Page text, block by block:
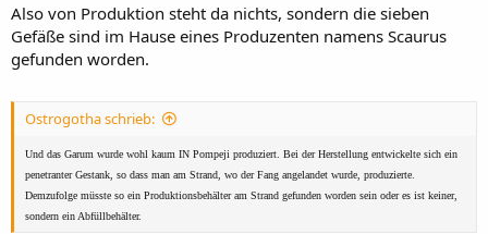
Also von Produktion steht da nichts, sondern die sieben
Gefäße sind im Hause eines Produzenten namens Scaurus
gefunden worden.
Ostrogotha schrieb:
Und das Garum wurde wohl kaum IN Pompeji produziert. Bei der Herstellung entwickelte sich ein
penetranter Gestank, so dass man am Strand, wo der Fang angelandet wurde, produzierte.
Demzufolge müsste so ein Produktionsbehälter am Strand gefunden worden sein oder es ist keiner,
sondern ein Abfüllbehälter.